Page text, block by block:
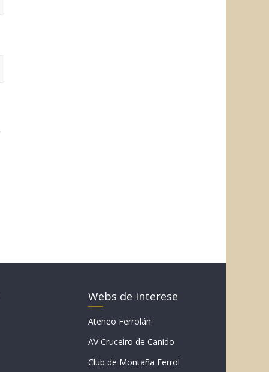
Webs de interese
Ateneo Ferrolán
AV Cruceiro de Canido
Club de Montaña Ferrol